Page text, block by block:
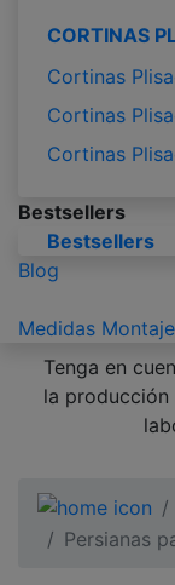
CORTINAS
Cortinas
Cortinas
Cortinas
Bestsellers
Bestsellers
Blog
Medidas Montaje
Tenga en
la
Persianas